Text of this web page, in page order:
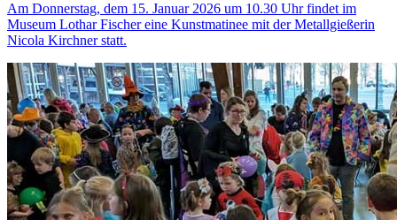
Am Donnerstag, dem 15. Januar 2026 um 10.30 Uhr findet im
Museum Lothar Fischer eine Kunstmatinee mit der Metallgießerin
Nicola Kirchner statt.